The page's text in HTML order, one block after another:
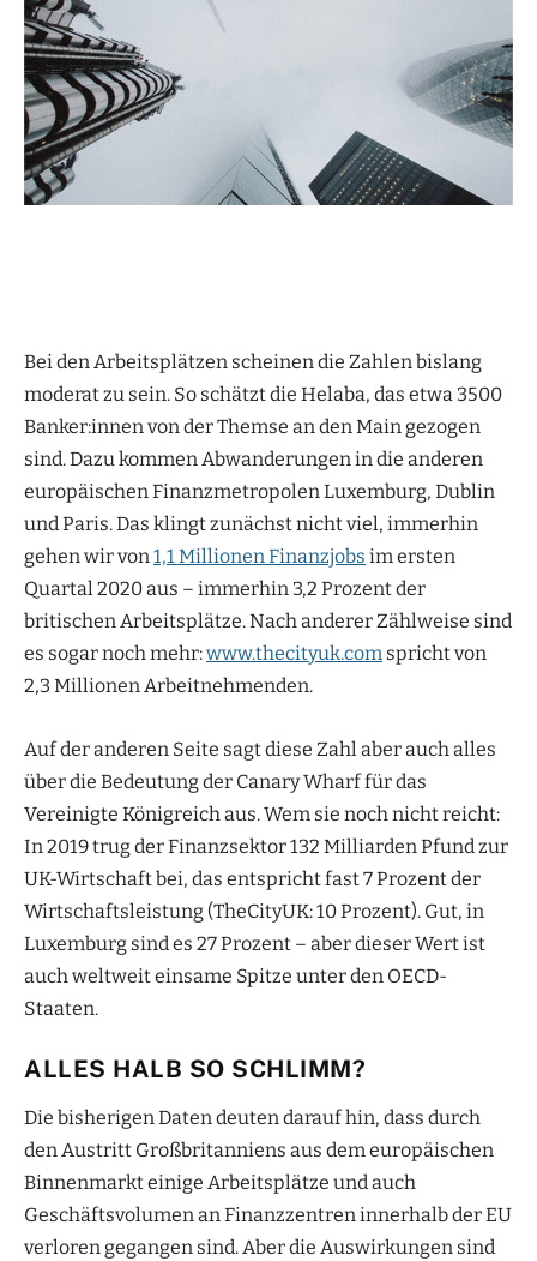
Bei den Arbeitsplätzen scheinen die Zahlen bislang
moderat zu sein. So schätzt die Helaba, das etwa 3500
Banker:innen von der Themse an den Main gezogen
sind. Dazu kommen Abwanderungen in die anderen
europäischen Finanzmetropolen Luxemburg, Dublin
und Paris. Das klingt zunächst nicht viel, immerhin
gehen wir von1,1 Millionen Finanzjobs im ersten
Quartal 2020 aus – immerhin 3,2 Prozent der
britischen Arbeitsplätze. Nach anderer Zählweise sind
es sogar noch mehr:www.thecityuk.com spricht von
2,3 Millionen Arbeitnehmenden.
Auf der anderen Seite sagt diese Zahl aber auch alles
über die Bedeutung der Canary Wharf für das
Vereinigte Königreich aus. Wem sie noch nicht reicht:
In 2019 trug der Finanzsektor 132 Milliarden Pfund zur
UK-Wirtschaft bei, das entspricht fast 7 Prozent der
Wirtschaftsleistung (TheCityUK: 10 Prozent). Gut, in
Luxemburg sind es 27 Prozent ­– aber dieser Wert ist
auch weltweit einsame Spitze unter den OECD-
Staaten.
ALLES HALB SO SCHLIMM?
Die bisherigen Daten deuten darauf hin, dass durch
den Austritt Großbritanniens aus dem europäischen
Binnenmarkt einige Arbeitsplätze und auch
Geschäftsvolumen an Finanzzentren innerhalb der EU
verloren gegangen sind. Aber die Auswirkungen sind